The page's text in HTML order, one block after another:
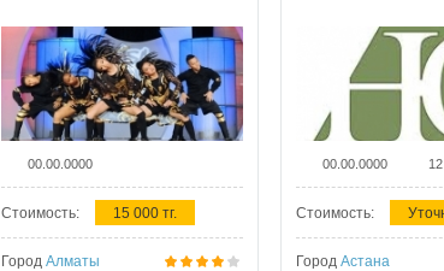
00.00.0000
Стоимость: 15 000 тг.
Город Алматы
00.00.0000
Стоимость:
Город Астана